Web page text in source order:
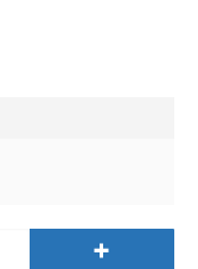
+